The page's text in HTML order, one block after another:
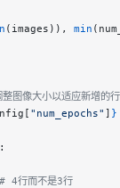
(images)), min
图像大小以适应新增的行
"num_epochs" ] }
# 4行而不是3行